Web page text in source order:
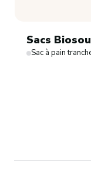
Sacs
Sac à pain